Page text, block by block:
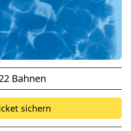
Bahnen
sichern